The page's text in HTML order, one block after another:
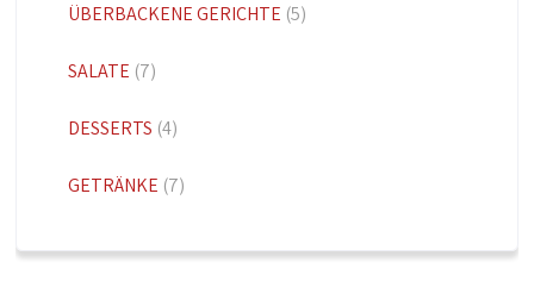
ÜBERBACKENE GERICHTE (5)
SALATE (7)
DESSERTS (4)
GETRÄNKE (7)